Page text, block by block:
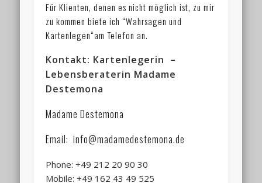
Für Klienten, denen es nicht möglich ist, zu mir
zu kommen biete ich “Wahrsagen und
Kartenlegen“am Telefon an.
Kontakt: Kartenlegerin –
Lebensberaterin Madame
Destemona
Madame Destemona
Email: info@madamedestemona.de
Phone: +49 212 20 90 30
Mobile: +49 162 43 49 525